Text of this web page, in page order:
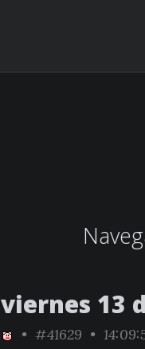
viernes 13
• #41629 •